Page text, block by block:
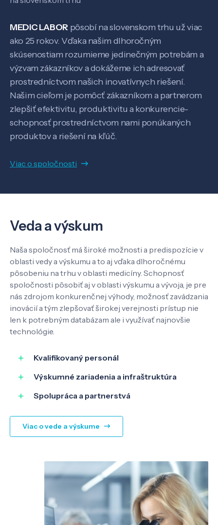
Veda a výskum
Pôsobenie
SK EN
MEDIC LABOR pôsobí na slovenskom trhu už viac
ako 25 rokov. Vďaka našim dlhoročným
skúsenostiam rozumieme jedinečným potrebám a
výzvam zákazníkov a dokážeme ich adresovať
prostredníctvom našich inovatívnych riešení.
Našim cieľom je pomôcť zákazníkom a partnerom
zlepšiť efektivitu, produktivitu a konkurencie-
schopnosť prostredníctvom nami ponúkaných
produktov a riešení na kľúč.
Viac o spoločnosti
Veda a výskum
Naša spoločnosť má široké možnosti a predispozície v
oblasti vedy a výskumu a to aj vďaka dlhoročnému
pôsobeniu na trhu v oblasti medicíny. Schopnosť
spoločnosti pôsobiť aj v oblasti výskumu a vývoja, je pre
nás zdrojom konkurenčnej výhody, možnosť zavádzania
inovácií a tým zlepšovať širokej verejnosti prístup nie
len k potrebným databázam ale i využívať najnovšie
technológie.
Kvalifikovaný personál
Výskumné zariadenia a infraštruktúra
Spolupráca a partnerstvá
Viac o vede a výskume